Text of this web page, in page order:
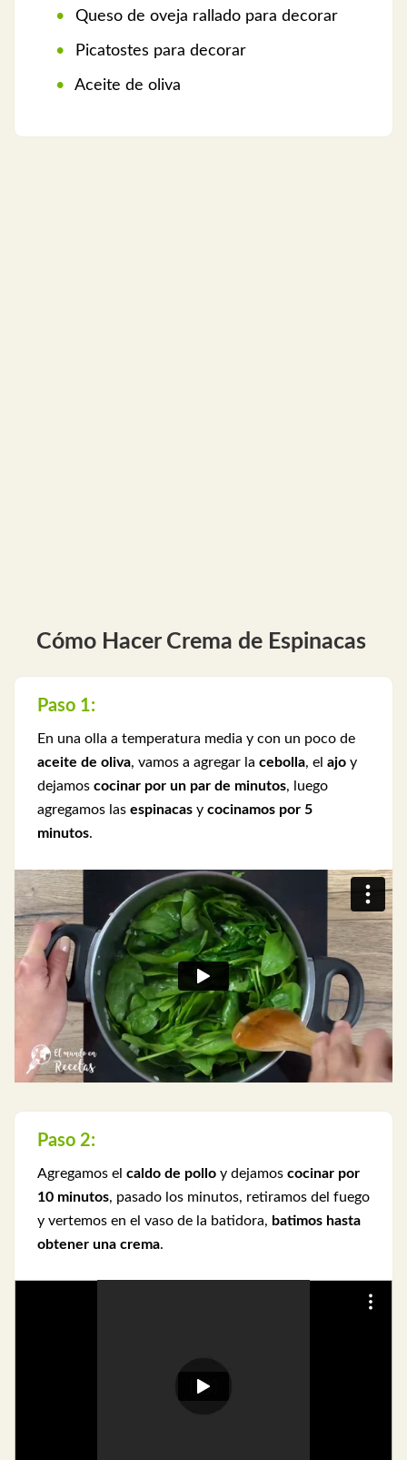
Queso de oveja rallado para decorar
Picatostes para decorar
Aceite de oliva
Cómo Hacer Crema de Espinacas
Paso 1:
En una olla a temperatura media y con un poco de
aceite de oliva, vamos a agregar la cebolla, el ajo y
dejamos cocinar por un par de minutos, luego
agregamos las espinacas y cocinamos por 5
minutos.
Paso 2:
Agregamos el caldo de pollo y dejamos cocinar por
10 minutos, pasado los minutos, retiramos del fuego
y vertemos en el vaso de la batidora, batimos hasta
obtener una crema.